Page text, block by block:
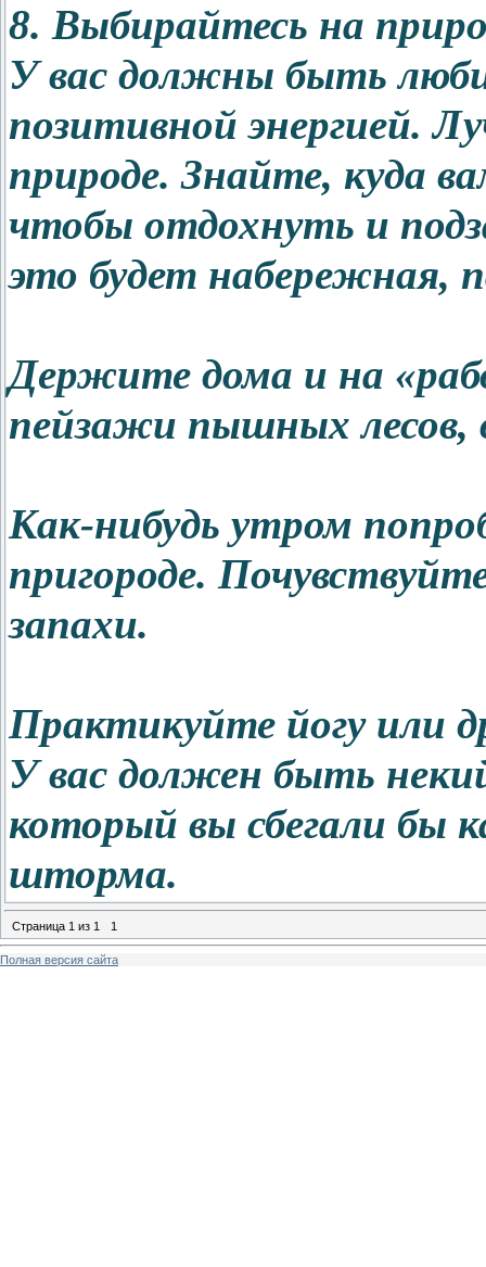
8. Выбирайтесь на
У вас должны быть
позитивной энергией.
природе. Знайте, куда
чтобы отдохнуть и
это будет набережная,
Держите дома и на
пейзажи пышных лесов,
Как-нибудь утром
пригороде.
запахи.
Практикуйте йогу или
У вас должен быть
который вы сбегали бы
шторма.
Страница 1 из 1 1
Полная версия сайта